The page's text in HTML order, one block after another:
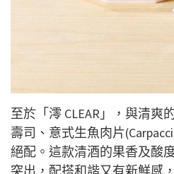
至於「澪 CLEAR」，與清爽
壽司、意式生魚肉片
絕配。這款清酒的果香及酸
突出，配搭和諧又有新鮮感